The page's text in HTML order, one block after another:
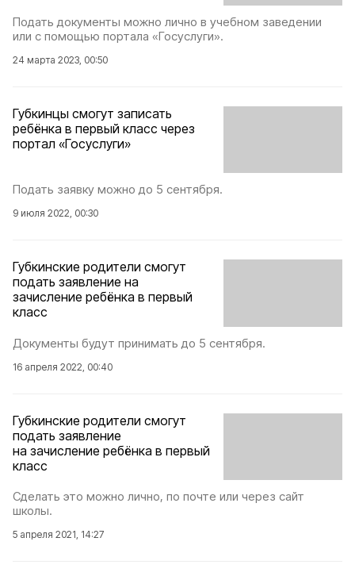
Подать документы можно лично в учебном заведении
или с помощью портала «Госуслуги».
24 марта 2023, 00:50
Губкинцы смогут записать
ребёнка в первый класс через
портал «Госуслуги»
Подать заявку можно до 5 сентября.
9 июля 2022, 00:30
Губкинские родители смогут
подать заявление на
зачисление ребёнка в первый
класс
Документы будут принимать до 5 сентября.
16 апреля 2022, 00:40
Губкинские родители смогут
подать заявление
на зачисление ребёнка в первый
класс
Сделать это можно лично, по почте или через сайт
школы.
5 апреля 2021, 14:27